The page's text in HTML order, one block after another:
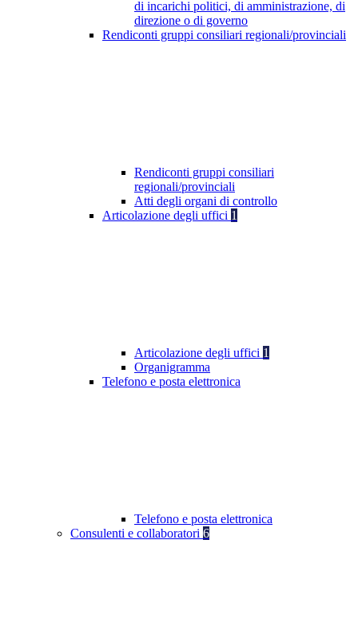
di incarichi politici, di amministrazione, di
direzione o di governo
Rendiconti gruppi consiliari regionali/provinciali
Rendiconti gruppi consiliari
regionali/provinciali
Atti degli organi di controllo
Articolazione degli uffici 1
Articolazione degli uffici 1
Organigramma
Telefono e posta elettronica
Telefono e posta elettronica
Consulenti e collaboratori 6